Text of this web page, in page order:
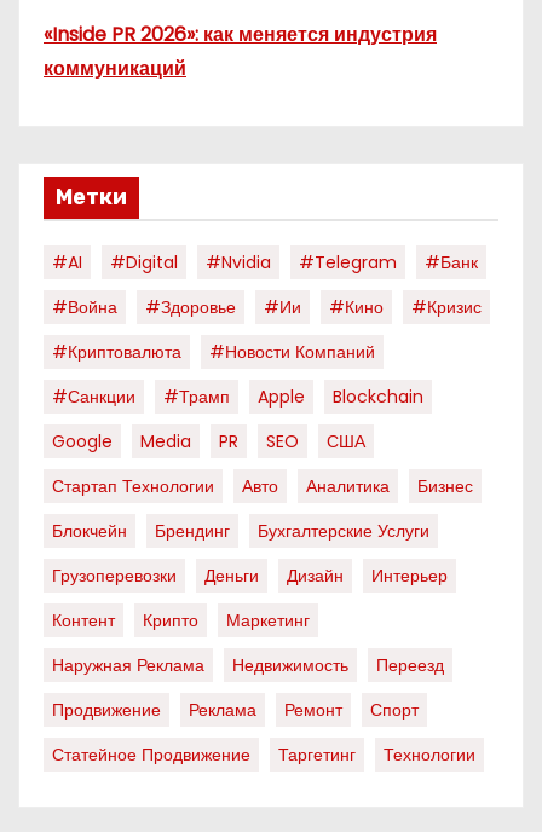
«Inside PR 2026»: как меняется индустрия
коммуникаций
Метки
#AI #digital #nvidia #telegram
#банк
#война
#здоровье #ии #кино
#кризис
#криптовалюта
#новости Компаний
#санкции
#трамп Apple
Blockchain
Google
Media PR SEO
США
Стартап Технологии
Авто Аналитика
Бизнес
Блокчейн
Брендинг
Бухгалтерские Услуги
Грузоперевозки
Деньги Дизайн
Интерьер
Контент
Крипто
Маркетинг
Наружная Реклама
Недвижимость
Переезд
Продвижение
Реклама Ремонт
Спорт
Статейное Продвижение
Таргетинг Технологии